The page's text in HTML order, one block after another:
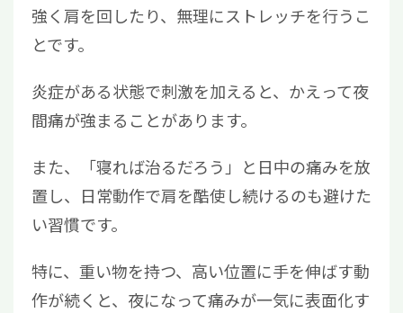
強く肩を回したり、無理にストレッチを行うこ
とです。
炎症がある状態で刺激を加えると、かえって夜
間痛が強まることがあります。
また、「寝れば治るだろう」と日中の痛みを放
置し、日常動作で肩を酷使し続けるのも避けた
い習慣です。
特に、重い物を持つ、高い位置に手を伸ばす動
作が続くと、夜になって痛みが一気に表面化す